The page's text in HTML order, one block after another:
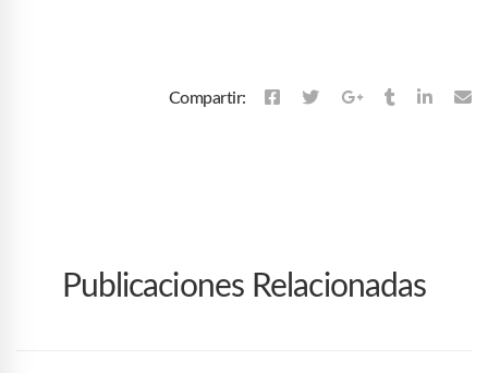
Compartir:
Publicaciones Relacionadas